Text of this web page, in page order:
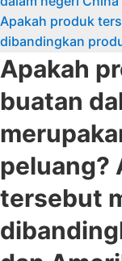
Apakah produk
dibandingkan
Apakah
buatan
peluang?
tersebut